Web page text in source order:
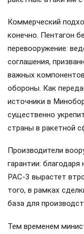
Коммерческий
конечно. Пентагон
перевооружение:
соглашения,
важных
обороны. Как
источники в
существенно
страны в ракетной
Производители
гарантии:
PAC-3 вырастет
того, в рамках
база для
Тем временем